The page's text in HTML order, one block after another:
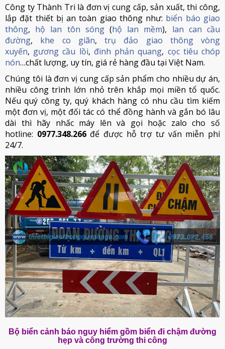
Công ty Thành Tri là đơn vị cung cấp, sản xuất, thi công,
lắp đặt thiết bị an toàn giao thông như: biển báo giao
thông, hộ lan tôn sóng(hộ lan mềm), lan can cầu
đường, khe co giãn, trụ đảo giao thông vòng
xuyến, gương cầu lồi, đinh phản quang, cọc tiêu chóp
nón…chất lượng, uy tín, giá rẻ hàng đầu tại Việt Nam.
Chúng tôi là đơn vị cung cấp sản phẩm cho nhiều dự án,
nhiều công trình lớn nhỏ trên khắp mọi miền tổ quốc.
Nếu quý công ty, quý khách hàng có nhu cầu tìm kiếm
một đơn vị, một đối tác có thể đồng hành và gắn bó lâu
dài thì hãy nhấc máy lên và gọi hoặc zalo cho số
hotline: 0977.348.266để được hỗ trợ tư vấn miễn phí
24/7.
Bộ biển cảnh báo nguy hiểm gồm biển đi chậm đường
hẹp và công trường thi công